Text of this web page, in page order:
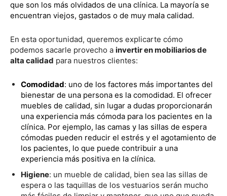
que son los más olvidados de una clínica. La mayoría se
encuentran viejos, gastados o de muy mala calidad.
En esta oportunidad, queremos explicarte cómo
podemos sacarle provecho a invertir en mobiliarios de
alta calidad para nuestros clientes:
Comodidad: uno de los factores más importantes del
bienestar de una persona es la comodidad. El ofrecer
muebles de calidad, sin lugar a dudas proporcionarán
una experiencia más cómoda para los pacientes en la
clínica. Por ejemplo, las camas y las sillas de espera
cómodas pueden reducir el estrés y el agotamiento de
los pacientes, lo que puede contribuir a una
experiencia más positiva en la clínica.
Higiene: un mueble de calidad, bien sea las sillas de
espera o las taquillas de los vestuarios serán mucho